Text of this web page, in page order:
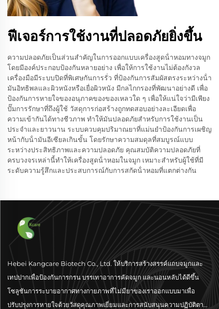
ฟีเจอร์การใช้งานที่ปลอดภัยยิ่งขึ้น
ความปลอดภัยเป็นส่วนสําคัญในการออกแบบเครื่องสูดน้ําหอมทางจมูก
โดยมีองค์ประกอบป้องกันหลายอย่าง เพื่อให้การใช้งานไม่ต้องกังวล
เครื่องมือมีระบบปิดที่พิเศษกันการรั่ว ที่ป้องกันการสัมผัสตรงระหว่างน้ํา
มันอิทธิพลและผิวหนังหรือเยื่อผิวหนัง มีกลไกกรองที่พัฒนาอย่างดี เพื่อ
ป้องกันการหายใจของอนุภาคของของเหลวใด ๆ เพื่อให้แน่ใจว่ามีเพียง
ปั๊มการรักษาที่ถึงผู้ใช้ วัสดุการก่อสร้างถูกทดสอบอย่างละเอียดเพื่อ
ความเข้ากันได้ทางชีวภาพ ทําให้มันปลอดภัยสําหรับการใช้งานเป็น
ประจําและยาวนาน ระบบควบคุมปริมาณยาที่แม่นยําป้องกันการเผชิญ
หน้ากับน้ํามันอีเซียลเกินขั้น โดยรักษาความสมดุลที่สมบูรณ์แบบ
ระหว่างประสิทธิภาพและความปลอดภัย คุณสมบัติความปลอดภัยที่
ครบวงจรเหล่านี้ทําให้เครื่องสูดน้ําหอมในจมูก เหมาะสําหรับผู้ใช้ที่มี
ระดับความรู้สึกและประสบการณ์กับการสกัดน้ําหอมที่แตกต่างกัน
Hebei Kangcare Biotech Co., Ltd. ให้บริการสร้างสรรค์แถบจมูกและ
เทปปากเพื่อป้องกันการกรน บรรเทาอาการคัดจมูก และนอนหลับได้ดีขึ้น
โซลูชันการระบายอากาศทางกายภาพที่ไม่มียาของเราออกแบบมาเพื่อ
ปรับปรุงการหายใจด้วยวัสดุคุณภาพเยี่ยมและการสนับสนุนความปฏิบัติตาม